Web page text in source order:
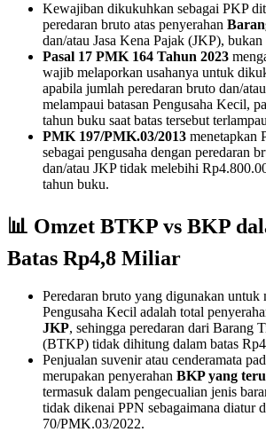
Kewajiban dikukuhkan sebagai PKP
peredaran bruto atas penyerahan
dan/atau Jasa Kena Pajak (JKP),
Pasal 17 PMK 164 Tahun 2023
wajib melaporkan usahanya untuk
apabila jumlah peredaran bruto dan/
melampaui batasan Pengusaha Kecil,
tahun buku saat batas tersebut
PMK 197/PMK.03/2013 menetapkan
sebagai pengusaha dengan peredaran
dan/atau JKP tidak melebihi
tahun buku.
📊 Omzet BTKP vs BKP
Batas Rp4,8 Miliar
Peredaran bruto yang digunakan untuk
Pengusaha Kecil adalah total
JKP, sehingga peredaran dari Barang
(BTKP) tidak dihitung dalam batas
Penjualan suvenir atau cenderamata
merupakan penyerahan BKP yang
termasuk dalam pengecualian jenis
tidak dikenai PPN sebagaimana diatur
70/PMK.03/2022.